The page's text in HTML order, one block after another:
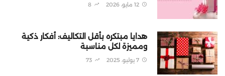
12 مايو، 2026 8
هدايا مبتكره بأقل التكاليف: أفكار ذكية
ومميزة لكل مناسبة
7 يوليو، 2025 73